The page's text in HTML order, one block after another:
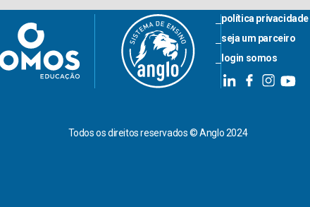
política privacidade
seja um parceiro
login somos
Todos os direitos reservados © Anglo 2024